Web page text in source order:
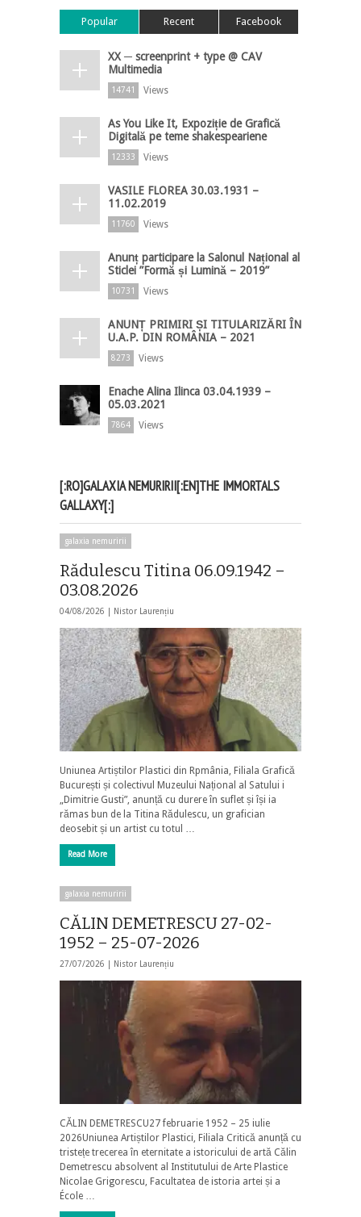
Popular Recent Facebook
XX ─ screenprint + type @ CAV
Multimedia
14741 Views
As You Like It, Expoziție de Grafică
Digitală pe teme shakespeariene
12333 Views
VASILE FLOREA 30.03.1931 –
11.02.2019
11760 Views
Anunț participare la Salonul Național al
Sticlei ”Formă și Lumină – 2019”
10731 Views
ANUNȚ PRIMIRI ȘI TITULARIZĂRI ÎN
U.A.P. DIN ROMÂNIA – 2021
8273 Views
Enache Alina Ilinca 03.04.1939 –
05.03.2021
7864 Views
[:RO]GALAXIA NEMURIRII[:EN]THE IMMORTALS
GALLAXY[:]
galaxia nemuririi
Rădulescu Titina 06.09.1942 –
03.08.2026
04/08/2026 | Nistor Laurențiu
Uniunea Artiștilor Plastici din Rpmânia, Filiala Grafică
București și colectivul Muzeului Național al Satului i
„Dimitrie Gusti”, anunță cu durere în suflet și își ia
rămas bun de la Titina Rădulescu, un grafician
deosebit și un artist cu totul …
Read More
galaxia nemuririi
CĂLIN DEMETRESCU 27-02-
1952 – 25-07-2026
27/07/2026 | Nistor Laurențiu
CĂLIN DEMETRESCU27 februarie 1952 – 25 iulie
2026Uniunea Artiștilor Plastici, Filiala Critică anunță cu
tristețe trecerea în eternitate a istoricului de artă Călin
Demetrescu absolvent al Institutului de Arte Plastice
Nicolae Grigorescu, Facultatea de istoria artei și a
École …